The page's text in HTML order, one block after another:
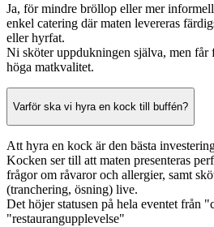
Ja, för mindre bröllop eller mer
enkel catering där maten levereras
eller hyrfat.
Ni sköter uppdukningen själva, men får
höga matkvalitet.
Varför ska vi hyra en kock till buffén?
Att hyra en kock är den bästa
Kocken ser till att maten presenteras
frågor om råvaror och allergier, samt
(tranchering, ösning) live.
Det höjer statusen på hela eventet från
"restaurangupplevelse"